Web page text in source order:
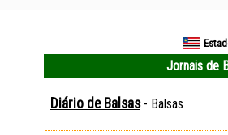
Jornais de
Diário de Balsas- Balsas